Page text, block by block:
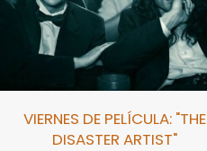
VIERNES DE PELÍCULA: "THE
DISASTER ARTIST"